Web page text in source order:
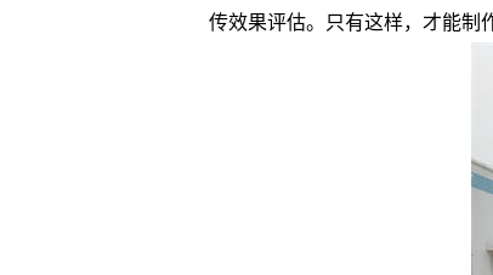
传效果评估。只有这样，才能制